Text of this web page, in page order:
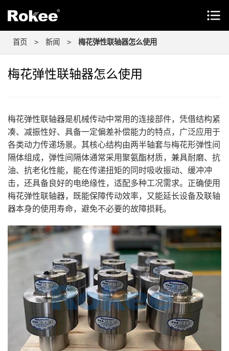
首页 > 新闻 > 梅花弹性联轴器怎么使用
梅花弹性联轴器怎么使用
梅花弹性联轴器是机械传动中常用的连接部件，凭借结构紧
凑、减振性好、具备一定偏差补偿能力的特点，广泛应用于
各类动力传递场景。其核心结构由两半轴套与梅花形弹性间
隔体组成，弹性间隔体通常采用聚氨酯材质，兼具耐磨、抗
油、抗老化性能，能在传递扭矩的同时吸收振动、缓冲冲
击，还具备良好的电绝缘性，适配多种工况需求。正确使用
梅花弹性联轴器，既能保障传动效率，又能延长设备及联轴
器本身的使用寿命，避免不必要的故障损耗。